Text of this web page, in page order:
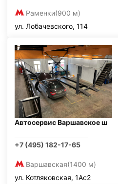
Раменки(900 м)
ул. Лобачевского, 114
Автосервис Варшавское ш
+7 (495) 182-17-65
Варшавская(1400 м)
ул. Котляковская, 1Ас2